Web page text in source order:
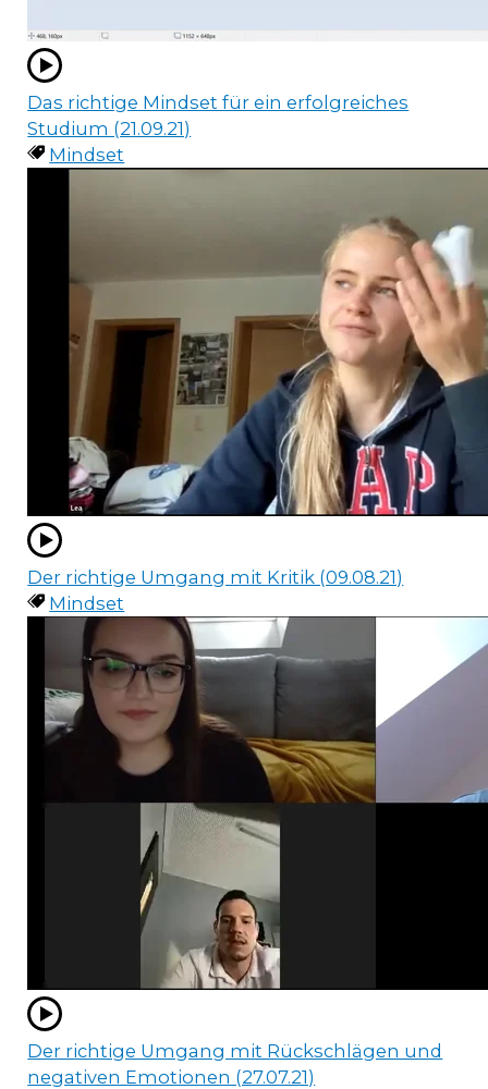
Das richtige Mindset für ein erfolgreiches
Studium (21.09.21)
Mindset
Der richtige Umgang mit Kritik (09.08.21)
Mindset
Der richtige Umgang mit Rückschlägen und
negativen Emotionen (27.07.21)